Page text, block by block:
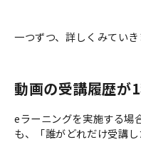
一つずつ、詳しくみていき
動画の受講履歴が
eラーニングを実施する場
も、「誰がどれだけ受講